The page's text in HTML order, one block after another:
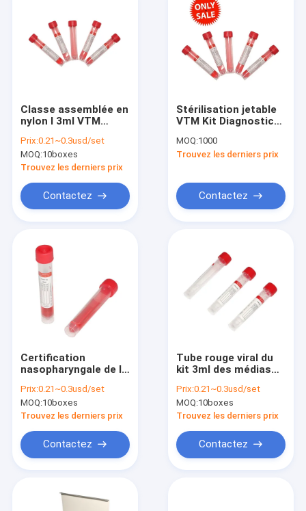
Produits
A propos de nous
Contact
Covid 19 kits d'essai
Kit rapide d'essai d'ACP
analyseur d'immunoessai de poct
Kit de VTM
Classe assemblée en
nylon I 3ml VTM
collection de
spécimen
Prix:0.21~0.3usd/set
MOQ:10boxes
Trouvez les derniers prix
Contactez
Stérilisation jetable
VTM Kit Diagnostic
d'éthylène
MOQ:1000
Trouvez les derniers prix
Contactez
Certification
nasopharyngale de la
Polypropylene Tube
With d'écouvillon de
VTM
Prix:0.21~0.3usd/set
MOQ:10boxes
Trouvez les derniers prix
Contactez
Tube rouge viral du
kit 3ml des médias
avec la certification
de GV
Prix:0.21~0.3usd/set
MOQ:10boxes
Trouvez les derniers prix
Contactez